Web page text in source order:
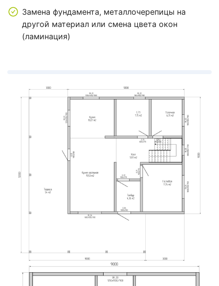
Замена фундамента, металлочерепицы на
другой материал или смена цвета окон
(ламинация)